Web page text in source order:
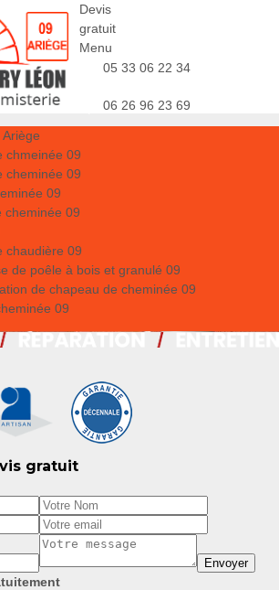
Devis
gratuit
Menu
05 33 06 22 34
06 26 96 23 69
chmeinée 09
cheminée 09
09
cheminée 09
chaudière 09
de poêle à bois et granulé 09
de chapeau de cheminée 09
09
gratuit